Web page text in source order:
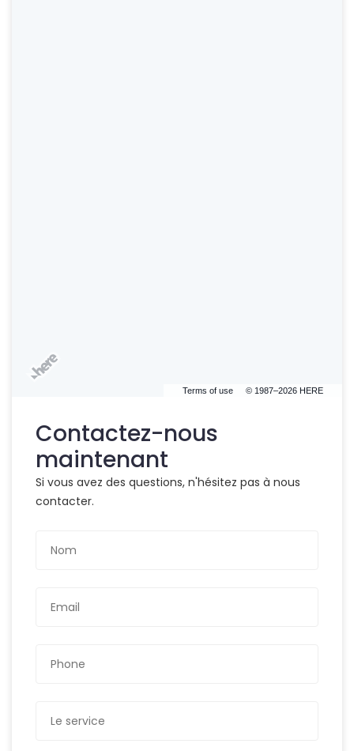
Terms of use © 1987–2026 HERE
Contactez-nous
maintenant
Si vous avez des questions, n'hésitez pas à nous
contacter.